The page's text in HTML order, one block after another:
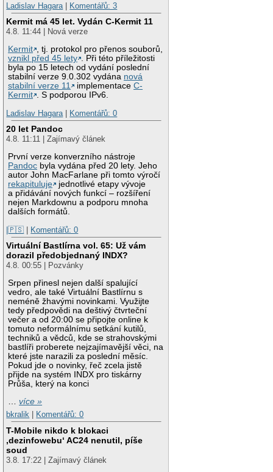
Ladislav Hagara | Komentářů: 3
Kermit má 45 let. Vydán C-Kermit 11
4.8. 11:44 | Nová verze
Kermit , tj. protokol pro přenos souborů,
vznikl před 45 lety . Při této příležitosti
byla po 15 letech od vydání poslední
stabilní verze 9.0.302 vydána nová
stabilní verze 11
implementaceC-
Kermit . S podporou IPv6.
Ladislav Hagara | Komentářů: 0
20 let Pandoc
4.8. 11:11 | Zajímavý článek
První verze konverzního nástroje
Pandoc byla vydána před 20 lety. Jeho
autor John MacFarlane při tomto výročí
rekapituluje
jednotlivé etapy vývoje
a přidávání nových funkcí – rozšíření
nejen Markdownu a podporu mnoha
dalších formátů.
|🇵🇸 | Komentářů: 0
Virtuální Bastlírna vol. 65: Už vám
dorazil předobjednaný INDX?
4.8. 00:55 | Pozvánky
Srpen přinesl nejen další spalující
vedro, ale také Virtuální Bastlírnu s
neméně žhavými novinkami. Využijte
tedy předpovědi na deštivý čtvrteční
večer a od 20:00 se připojte online k
tomuto neformálnímu setkání kutilů,
techniků a vědců, kde se strahovskými
bastlíři proberete nejzajímavější věci, na
které jste narazili za poslední měsíc.
Pokud jde o novinky, řeč zcela jistě
přijde na systém INDX pro tiskárny
Průša, který na konci
…více »
bkralik
Komentářů: 0
T-Mobile nikdo k blokaci
‚dezinfowebu‘ AC24 nenutil, píše
soud
3.8. 17:22 | Zajímavý článek